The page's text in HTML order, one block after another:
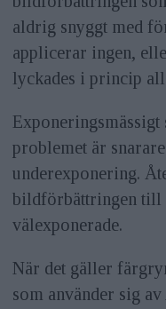
aldrig snyggt med
applicerar ingen,
lyckades i princip
problemet är
underexponering.
bildförbättringen till
välexponerade.
När det gäller
som använder sig